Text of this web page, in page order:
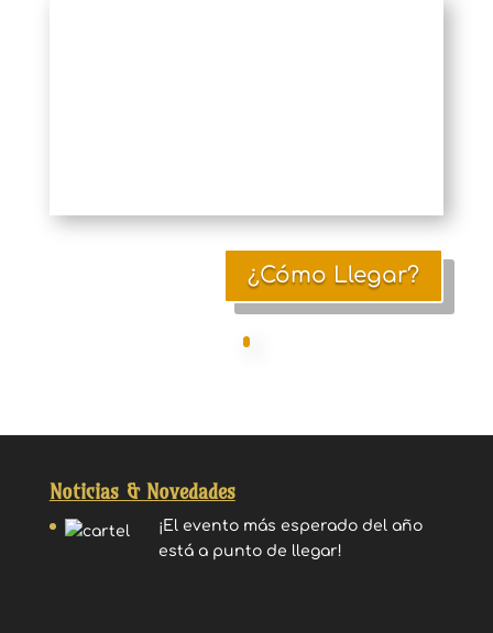
¿Cómo Llegar?
Noticias & Novedades
¡El evento más esperado del año
está a punto de llegar!